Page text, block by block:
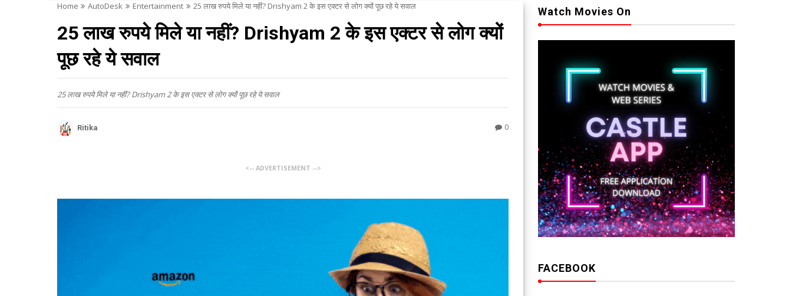
Home AutoDesk Entertainment 25 लाख रुपये मिले या नहीं? Drishyam 2 के इस एक्टर से लोग क्यों पूछ रहे ये सवाल
25 लाख रुपये मिले या नहीं? Drishyam 2 के इस एक्टर से लोग क्यों
पूछ रहे ये सवाल
25 लाख रुपये मिले या नहीं? Drishyam 2 के इस एक्टर से लोग क्यों पूछ रहे ये सवाल
Ritika 0
<-- ADVERTISEMENT -->
Watch Movies On
FACEBOOK